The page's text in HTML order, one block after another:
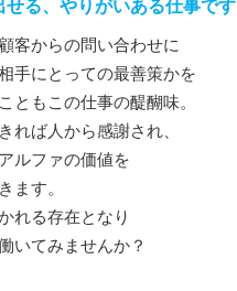
せる、やりがいある仕事です
客からの問い合わせに
手にとっての最善策かを
ともこの仕事の醍醐味。
れば人から感謝され、
ルファの価値を
ます。
れる存在となり
いてみませんか？